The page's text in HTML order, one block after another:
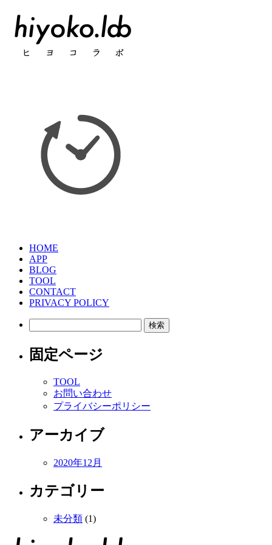
HOME
APP
BLOG
TOOL
CONTACT
PRIVACY POLICY
固定ページ
TOOL
お問い合わせ
プライバシーポリシー
アーカイブ
2020年12月
カテゴリー
未分類 (1)